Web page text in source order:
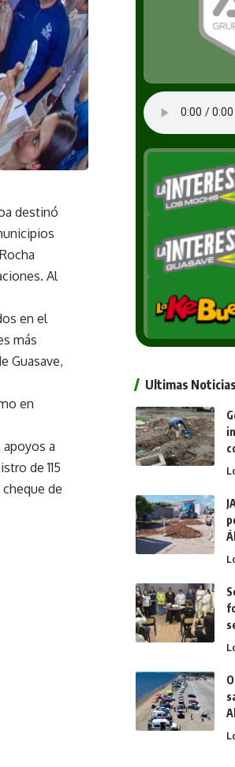
destinó
Al
en el
más
Guasave,
en
apoyos a
de 115
de
Ultimas Noticias